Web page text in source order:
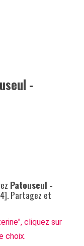
-
Patouseul -
Partagez et
cliquez sur
choix.